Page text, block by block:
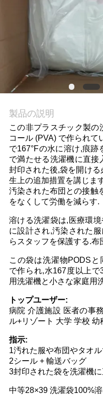
ニ
ュ
ー
ス
引
金
を
求
め
て
く
だ
さ
い
製品の説明
この非プラスチック製
コール (PVA) で作られて
で167°Fの水に溶け,痕
で満たせる洗濯機に直接
封印された後,袋を開け
生上の追加措置を講じま
汚染された布団との接触
をなくして労働を減らす.
溶ける洗濯袋は,医療環
に設計され,汚染された
らスタッフを保護する.
この袋は洗濯物PODS
で作られ,水167度以上
用洗濯機と小さな家庭用
トップユーザー:
病院 介護施設 医者の事
ル+リゾート 大学 学校
指示:
1汚れた服や布団やタオ
2シール + 輸送バッグ
3封印された袋を洗濯機
中等28×39 洗濯袋100%